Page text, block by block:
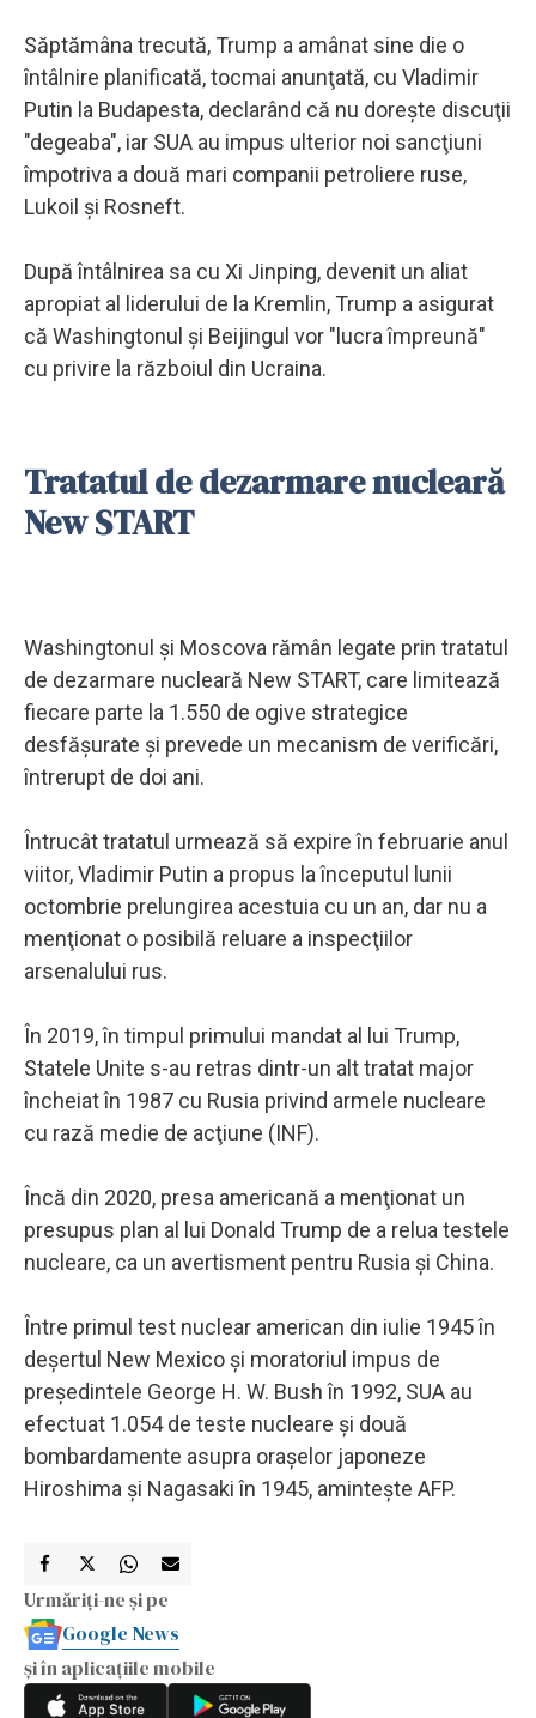
Săptămâna trecută, Trump a amânat sine die o
întâlnire planificată, tocmai anunţată, cu Vladimir
Putin la Budapesta, declarând că nu doreşte discuţii
"degeaba", iar SUA au impus ulterior noi sancţiuni
împotriva a două mari companii petroliere ruse,
Lukoil şi Rosneft.
După întâlnirea sa cu Xi Jinping, devenit un aliat
apropiat al liderului de la Kremlin, Trump a asigurat
că Washingtonul şi Beijingul vor "lucra împreună"
cu privire la războiul din Ucraina.
Tratatul de dezarmare nucleară
New START
Washingtonul şi Moscova rămân legate prin tratatul
de dezarmare nucleară New START, care limitează
fiecare parte la 1.550 de ogive strategice
desfăşurate şi prevede un mecanism de verificări,
întrerupt de doi ani.
Întrucât tratatul urmează să expire în februarie anul
viitor, Vladimir Putin a propus la începutul lunii
octombrie prelungirea acestuia cu un an, dar nu a
menţionat o posibilă reluare a inspecţiilor
arsenalului rus.
În 2019, în timpul primului mandat al lui Trump,
Statele Unite s-au retras dintr-un alt tratat major
încheiat în 1987 cu Rusia privind armele nucleare
cu rază medie de acţiune (INF).
Încă din 2020, presa americană a menţionat un
presupus plan al lui Donald Trump de a relua testele
nucleare, ca un avertisment pentru Rusia şi China.
Între primul test nuclear american din iulie 1945 în
deşertul New Mexico şi moratoriul impus de
preşedintele George H. W. Bush în 1992, SUA au
efectuat 1.054 de teste nucleare şi două
bombardamente asupra oraşelor japoneze
Hiroshima şi Nagasaki în 1945, aminteşte AFP.
Urmăriți-ne și pe
Google News
și în aplicațiile mobile